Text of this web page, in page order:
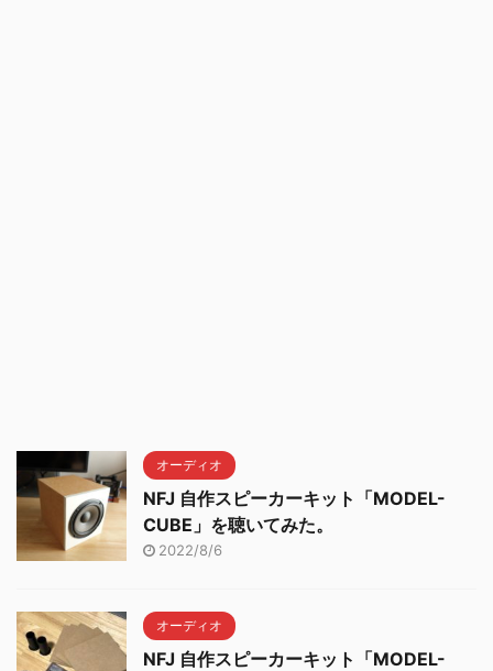
オーディオ
NFJ 自作スピーカーキット「MODEL-
CUBE」を聴いてみた。
2022/8/6
オーディオ
NFJ 自作スピーカーキット「MODEL-